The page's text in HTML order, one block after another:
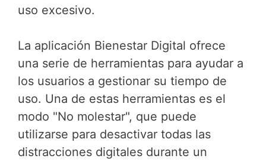
uso excesivo.
La aplicación Bienestar Digital ofrece
una serie de herramientas para ayudar a
los usuarios a gestionar su tiempo de
uso. Una de estas herramientas es el
modo "No molestar", que puede
utilizarse para desactivar todas las
distracciones digitales durante un